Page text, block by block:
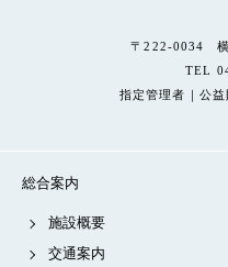
〒222-0034 横
TEL
指定管理者｜公
総合案内
施設概要
交通案内